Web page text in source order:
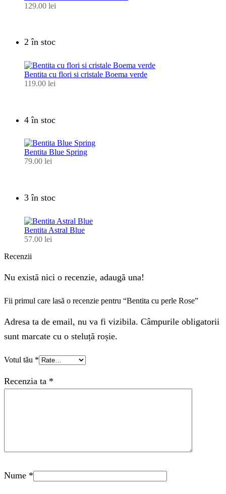
129.00 lei
2 în stoc
Bentita cu flori si cristale Boema verde
119.00 lei
4 în stoc
Bentita Blue Spring
79.00 lei
3 în stoc
Bentita Astral Blue
57.00 lei
Recenzii
Nu există nici o recenzie, adaugă una!
Fii primul care lasă o recenzie pentru “Bentita cu perle Rose”
Adresa ta de email, nu va fi vizibila. Câmpurile obligatorii
sunt marcate cu o steluță roșie.
Votul tău *
Recenzia ta *
Nume *